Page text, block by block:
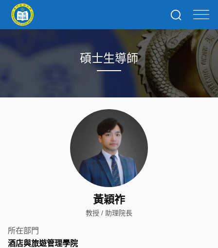
碩士生導師
黃穎祚
教授 / 助理院長
所在部門
酒店與旅遊管理學院